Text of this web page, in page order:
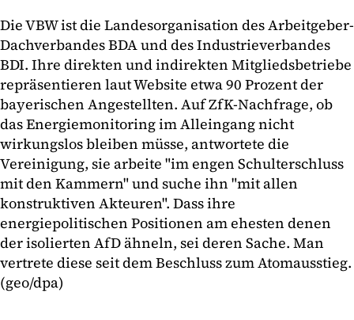
Die VBW ist die Landesorganisation des Arbeitgeber-
Dachverbandes BDA und des Industrieverbandes
BDI. Ihre direkten und indirekten Mitgliedsbetriebe
repräsentieren laut Website etwa 90 Prozent der
bayerischen Angestellten. Auf ZfK-Nachfrage, ob
das Energiemonitoring im Alleingang nicht
wirkungslos bleiben müsse, antwortete die
Vereinigung, sie arbeite "im engen Schulterschluss
mit den Kammern" und suche ihn "mit allen
konstruktiven Akteuren". Dass ihre
energiepolitischen Positionen am ehesten denen
der isolierten AfD ähneln, sei deren Sache. Man
vertrete diese seit dem Beschluss zum Atomausstieg.
(geo/dpa)